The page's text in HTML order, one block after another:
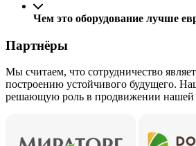
Чем это оборудование лучше
Партнёры
Мы считаем, что сотрудничество
построению устойчивого будущего.
решающую роль в продвижении нашей